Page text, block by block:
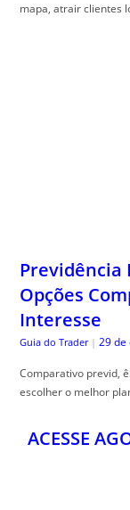
mapa, atrair clientes
Previdência
Opções
Interesse
Guia do Trader | 29 de
Comparativo previd,
escolher o melhor
ACESSE